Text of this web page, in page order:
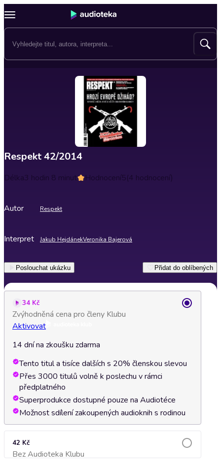
Respekt 42/2014
Délka3 hodin 8 minut Hodnocení5(4 hodnocení)
Autor Respekt
Interpret Jakub HejdánekVeronika Bajerová
Poslouchat ukázku Přidat do oblíbených
34 Kč
Zvýhodněná cena pro členy Klubu
Aktivovat
14 dní na zkoušku zdarma
Tento titul a tisíce dalších s 20% členskou slevou
Přes 3000 titulů volně k poslechu v rámci
předplatného
Superprodukce dostupné pouze na Audiotéce
Možnost sdílení zakoupených audioknih s rodinou
42 Kč
Bez Audioteka KlubuPřidat do košíku